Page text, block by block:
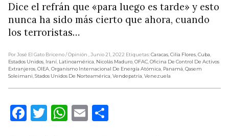
Dice el refrán que «para luego es tarde» y esto
nunca ha sido más cierto que ahora, cuando
los terroristas…
Por José El Gato Briceno/ Opinión , Junio 21, 2022 Etiquetas:Caracas,Cilia Flores,Cuba,
Estados Unidos, Iraní, Latinoamérica, Nicolás Maduro,OFAC,Oficina De Control De Activos
Extranjeros,OIEA,Organismo Internacional De Energía Atómica, Panamá,Qasem
Soleimani,Stados Unidos De Norteamérica,Vendepatria,Venezuela
Facebook
Twitter
WhatsApp
Email